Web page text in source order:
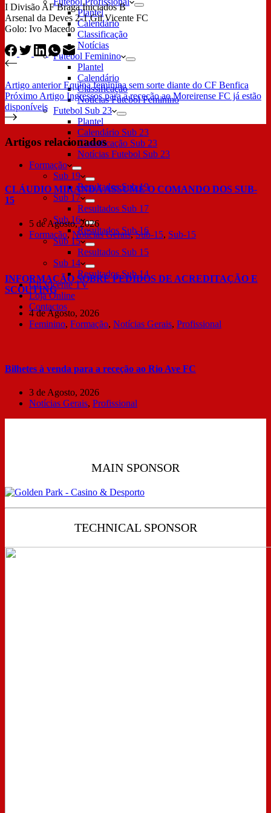
Plantel
Calendário
Classificação
Notícias
Futebol Feminino
Plantel
Calendário
Classificação
Notícias Futebol Feminino
Futebol Sub 23
Plantel
Calendário Sub 23
Classificação Sub 23
Notícias Futebol Sub 23
Formação
Sub 19
Resultados Sub 19
Sub 17
Resultados Sub 17
Sub 16
Resultados Sub 16
Sub 15
Resultados Sub 15
Sub 14
Resultados Sub 14
Gil Vicente TV
Loja Online
Contactos
I Divisão AF Braga Iniciados B
Arsenal da Deves 2-1 Gil Vicente FC
Golo: Ivo Macedo
Artigo anteriorEquipa feminina sem sorte diante do CF Benfica
Próximo Artigo Ingressos para a receção ao Moreirense FC já estão
disponíveis
Artigos relacionados
CLÁUDIO MIRANDA ASSUME O COMANDO DOS SUB-
15
5 de Agosto, 2026
Formação,Notícias Gerais,Sub-15, Sub-15
INFORMAÇÃO SOBRE PEDIDOS DE ACREDITAÇÃO E
SCOUTING
4 de Agosto, 2026
Feminino, Formação, Notícias Gerais, Profissional
Bilhetes à venda para a receção ao Rio Ave FC
3 de Agosto, 2026
Notícias Gerais, Profissional
MAIN SPONSOR
TECHNICAL SPONSOR